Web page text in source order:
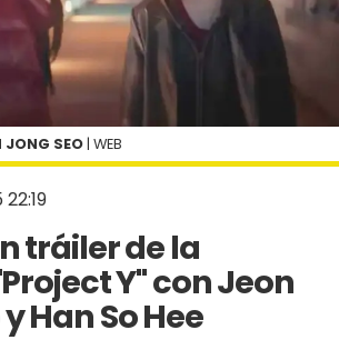
tráiler de la
Y" con Jeon
Han So Hee
JONG SEO | WEB